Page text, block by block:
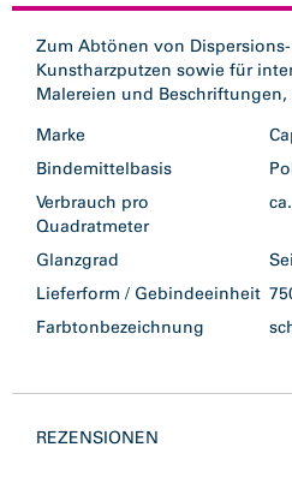
Zum Abtönen von
Kunstharzputzen sowie für
Malereien und
Marke
Bindemittelbasis
Verbrauch pro
Quadratmeter
Glanzgrad
Lieferform / Gebindeeinheit
Farbtonbezeichnung
REZENSIONEN